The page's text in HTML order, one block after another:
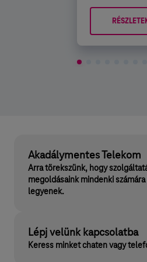
Akadálymentes Telekom
Arra törekszünk, hogy
megoldásaink mindenki
legyenek.
Lépj velünk kapcsolatba
Keress minket chaten vagy